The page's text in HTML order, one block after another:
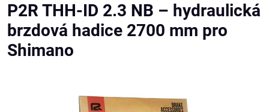
P2R THH-ID 2.3 NB – hydraulická
brzdová hadice 2700 mm pro
Shimano